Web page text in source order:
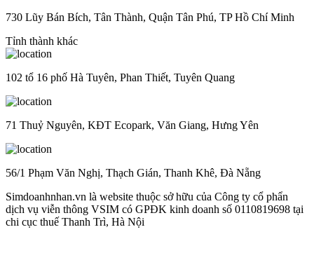
730 Lũy Bán Bích, Tân Thành, Quận Tân Phú, TP Hồ Chí Minh
Tỉnh thành khác
102 tổ 16 phố Hà Tuyên, Phan Thiết, Tuyên Quang
71 Thuỷ Nguyên, KĐT Ecopark, Văn Giang, Hưng Yên
56/1 Phạm Văn Nghị, Thạch Gián, Thanh Khê, Đà Nẵng
Simdoanhnhan.vn là website thuộc sở hữu của Công ty cổ phẩn
dịch vụ viễn thông VSIM có GPĐK kinh doanh số 0110819698 tại
chi cục thuế Thanh Trì, Hà Nội